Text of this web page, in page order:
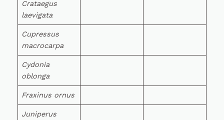
Crataegus
laevigata
Cupressus
macrocarpa
Cydonia
oblonga
Fraxinus ornus
Juniperus